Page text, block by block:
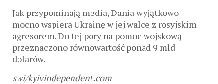
Jak przypominają media, Dania wyjątkowo
mocno wspiera Ukrainę w jej walce z rosyjskim
agresorem. Do tej pory na pomoc wojskową
przeznaczono równowartość ponad 9 mld
dolarów.
swi/kyivindependent.com